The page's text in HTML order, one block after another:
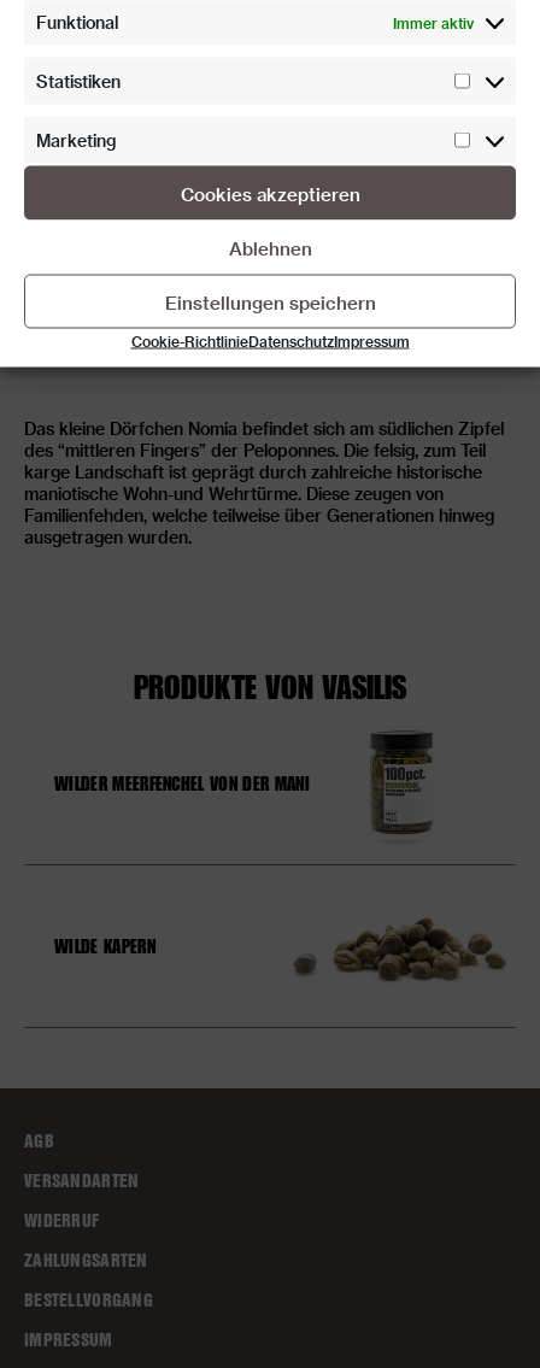
Funktional Immer aktiv
Statistiken
Marketing
Cookies akzeptieren
Ablehnen
Einstellungen speichern
Cookie-RichtlinieDatenschutzImpressum
zusammenarbeiten, wenden nachhaltige Methoden für den
hochwertigen Produkten versorgt werden können.
NOMIA, GRIECHENLAND
Das kleine Dörfchen Nomia befindet sich am südlichen Zipfel
des “mittleren Fingers” der Peloponnes. Die felsig, zum Teil
karge Landschaft ist geprägt durch zahlreiche historische
maniotische Wohn-und Wehrtürme. Diese zeugen von
Familienfehden, welche teilweise über Generationen hinweg
ausgetragen wurden.
PRODUKTE VON VASILIS
WILDER MEERFENCHEL VON DER MANI
WILDE KAPERN
AGB
VERSANDARTEN
WIDERRUF
ZAHLUNGSARTEN
BESTELLVORGANG
IMPRESSUM